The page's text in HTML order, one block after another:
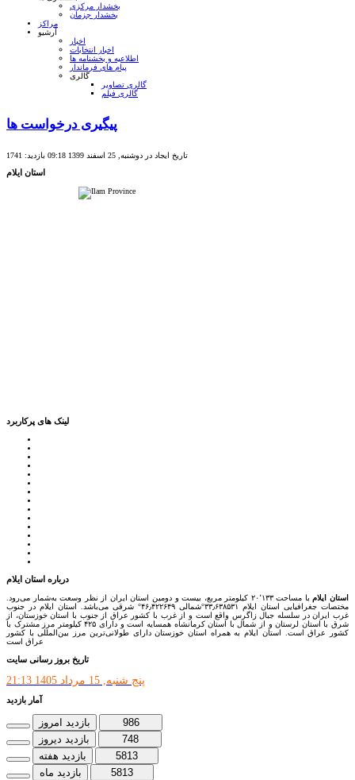
بخشدار مرکزی
بخشدار جزمان
مراکز
آرشیو
اخبار
اخبار انتخابات
اطلاعیه و بخشنامه ها
پیام های فرماندار
گالری
گالری تصاویر
گالری فیلم
پیگیری درخواست ها
تاریخ ایجاد در دوشنبه, 25 اسفند 1399 09:18 بازدید: 1741
استان ایلام
لینک های پرکاربرد
درباره استان ایلام
استان ایلام
با مساحت ۲۰٬۱۳۳ کیلومتر مربع، بیست و دومین استان ایران از نظر وسعت به‌شمار می‌رود.
مختصات جغرافیایی استان ایلام ۳۳٫۶۳۸۵۳۱°شمالی ۴۶٫۴۲۲۶۴۹° شرقی می‌باشد. استان ایلام در جنوب
غرب ایران در سلسله جبال زاگرس واقع است و از غرب با کشور عراق از جنوب با استان خوزستان، از
شرق با استان لرستان و از شمال با استان کرمانشاه همسایه است و دارای ۴۲۵ کیلومتر مرز مشترک با
کشور عراق است. استان ایلام به همراه استان خوزستان دارای طولانی‌ترین مرز بین‌المللی با کشور
عراق است
تاریخ بروز رسانی سایت
پنج شنبه, 15 مرداد 1405 21:13
آمار بازدید
بازدید امروز
986
بازدید دیروز
748
بازدید هفته
5813
بازدید ماه
5813